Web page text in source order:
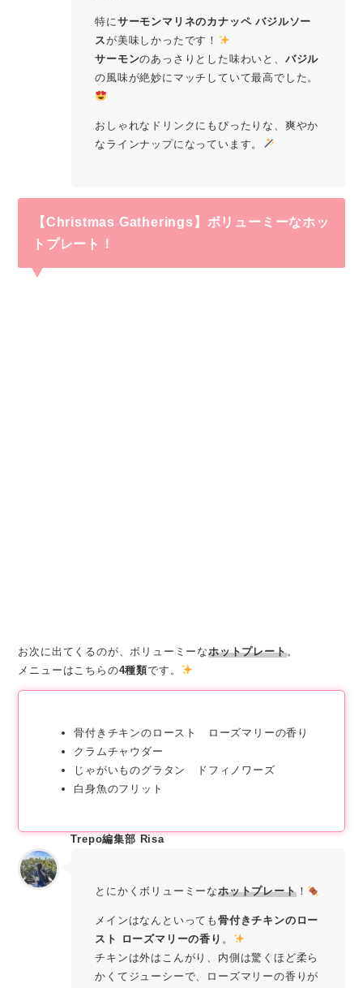
特にサーモンマリネのカナッペ バジルソー
スが美味しかったです！
サーモンのあっさりとした味わいと、 バジル
の風味が絶妙にマッチしていて最高でした。
おしゃれなドリンクにもぴったりな、爽やか
なラインナップになっています。
【Christmas Gatherings】ボリューミーなホッ
トプレート！
お次に出てくるのが、ボリューミーなホットプレート。
メニューはこちらの4種類です。
骨付きチキンのロースト ローズマリーの香り
クラムチャウダー
じゃがいものグラタン ドフィノワーズ
白身魚のフリット
Trepo編集部 Risa
とにかくボリューミーなホットプレート！
メインはなんといっても 骨付きチキンのロー
スト ローズマリーの香り 。
チキンは外はこんがり、内側は驚くほど柔ら
かくてジューシーで、ローズマリーの香りが